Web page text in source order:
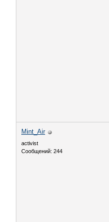
Mint_Air
activist
Сообщений: 244